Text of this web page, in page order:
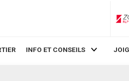
INFO ET CONSEILS